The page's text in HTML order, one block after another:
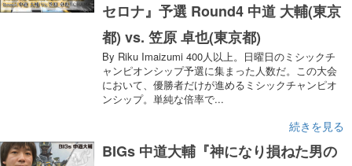
セロナ』予選 Round4 中道 大輔(東京
都) vs. 笠原 卓也(東京都)
By Riku Imaizumi 400人以上。日曜日のミシックチ
ャンピオンシップ予選に集まった人数だ。この大会
において、優勝者だけが進めるミシックチャンピオ
ンシップ。単純な倍率で...
続きを見る
BIGs 中道大輔『神になり損ねた男の